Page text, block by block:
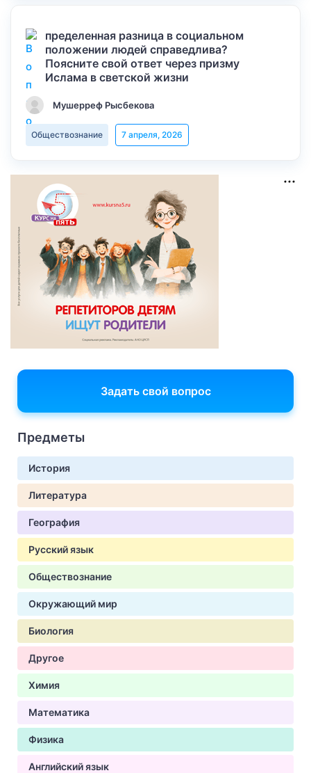
пределенная разница в социальном
положении людей справедлива?
Поясните свой ответ через призму
Ислама в светской жизни
Мушерреф Рысбекова
Обществознание 7 апреля, 2026
Задать свой вопрос
Предметы
История
Литература
География
Русский язык
Обществознание
Окружающий мир
Биология
Другое
Химия
Математика
Физика
Английский язык